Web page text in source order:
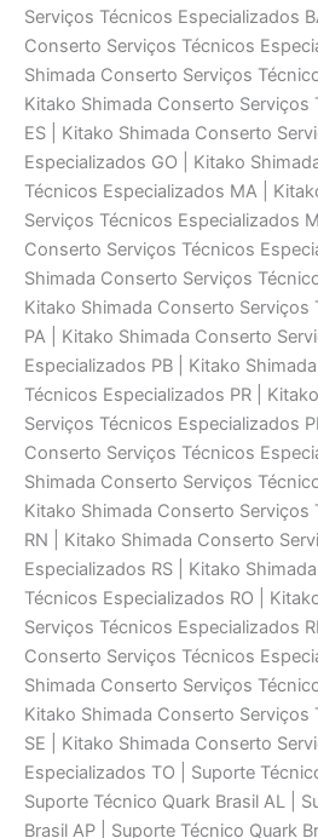
Serviços Técnicos Especializados
Conserto Serviços Técnicos
Shimada Conserto Serviços
Kitako Shimada Conserto Serviços
ES | Kitako Shimada Conserto
Especializados GO | Kitako
Técnicos Especializados MA |
Serviços Técnicos Especializados
Conserto Serviços Técnicos
Shimada Conserto Serviços
Kitako Shimada Conserto Serviços
PA | Kitako Shimada Conserto
Especializados PB | Kitako
Técnicos Especializados PR |
Serviços Técnicos Especializados
Conserto Serviços Técnicos
Shimada Conserto Serviços
Kitako Shimada Conserto Serviços
RN | Kitako Shimada Conserto
Especializados RS | Kitako
Técnicos Especializados RO |
Serviços Técnicos Especializados
Conserto Serviços Técnicos
Shimada Conserto Serviços
Kitako Shimada Conserto Serviços
SE | Kitako Shimada Conserto
Especializados TO | Suporte
Suporte Técnico Quark Brasil AL |
Brasil AP | Suporte Técnico Quark